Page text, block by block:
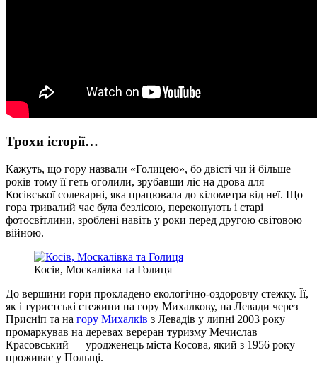
Трохи історії…
Кажуть, що гору назвали «Голицею», бо двісті чи й більше
років тому її геть оголили, зрубавши ліс на дрова для
Косівської солеварні, яка працювала до кілометра від неї. Що
гора тривалий час була безлісою, переконують і старі
фотосвітлини, зроблені навіть у роки перед другою світовою
війною.
Косів, Москалівка та Голиця
До вершини гори прокладено екологічно-оздоровчу стежку. Її,
як і туристські стежини на гору Михалкову, на Левади через
Присніп та на гору Михалків з Левадів у липні 2003 року
промаркував на деревах вереран туризму Мечислав
Красовський — уродженець міста Косова, який з 1956 року
проживає у Польщі.